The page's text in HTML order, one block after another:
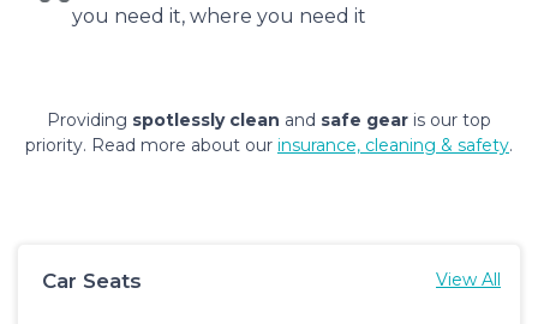
you need it, where you need it
Providing spotlessly clean and safe gear is our top
priority. Read more about our insurance, cleaning & safety.
Car Seats View All